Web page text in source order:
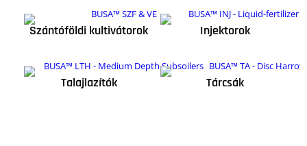
Szántóföldi kultivátorok Injektorok
Talajlazítók Tárcsák